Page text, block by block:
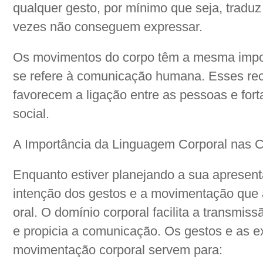
qualquer gesto, por mínimo que seja,
vezes não conseguem expressar.
Os movimentos do corpo têm a mesma
se refere à comunicação humana. Esses
favorecem a ligação entre as pessoas e
social.
A Importância da Linguagem Corporal nas
Enquanto estiver planejando a sua
intenção dos gestos e a movimentação
oral. O domínio corporal facilita a
e propicia a comunicação. Os gestos e as
movimentação corporal servem para: